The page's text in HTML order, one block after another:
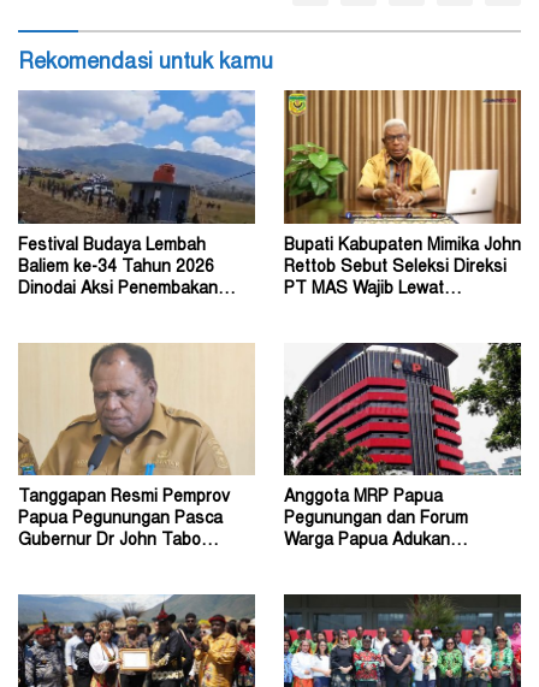
Rekomendasi untuk kamu
Festival Budaya Lembah
Baliem ke-34 Tahun 2026
Dinodai Aksi Penembakan
Bupati Kabupaten Mimika John
Rettob Sebut Seleksi Direksi
PT MAS Wajib Lewat
Tanggapan Resmi Pemprov
Papua Pegunungan Pasca
Gubernur Dr John Tabo
Anggota MRP Papua
Pegunungan dan Forum
Warga Papua Adukan